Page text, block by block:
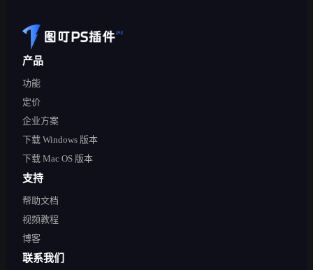
产品
功能
定价
企业方案
下载 Windows 版本
下载 Mac OS 版本
支持
帮助文档
视频教程
博客
联系我们